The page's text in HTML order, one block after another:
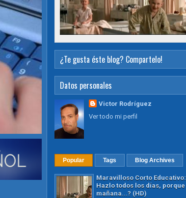
¿Te gusta éste blog? Compartelo!
Datos personales
Victor Rodríguez
Ver todo mi perfil
Popular Tags Blog Archives
Maravilloso Corto Educativo:
Hazlo todos los días, porque
mañana...? (HD)